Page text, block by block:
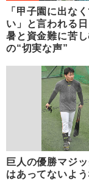
「甲子園に出な
い」と言われる
暑と資金難に苦
の“切実な声”
巨人の優勝マジッ
はあってないよ